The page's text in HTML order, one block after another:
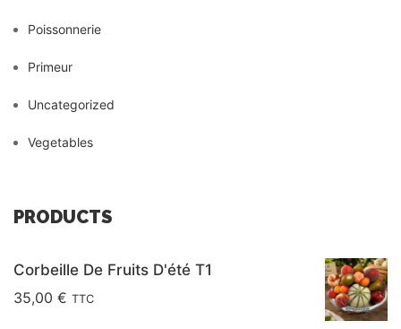
Poissonnerie
Primeur
Uncategorized
Vegetables
PRODUCTS
Corbeille De Fruits D'été T1
35,00 € TTC